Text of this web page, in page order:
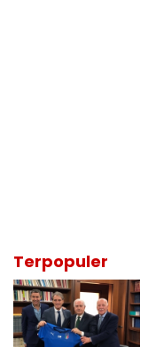
Terpopuler